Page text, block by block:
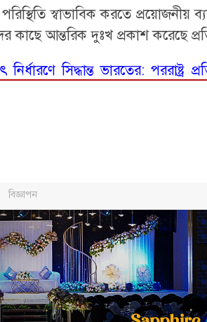
স্বাভাবিক করতে প্রয়োজনীয়
আন্তরিক দুঃখ প্রকাশ করেছে
সিদ্ধান্ত ভারতের: পররাষ্ট্র